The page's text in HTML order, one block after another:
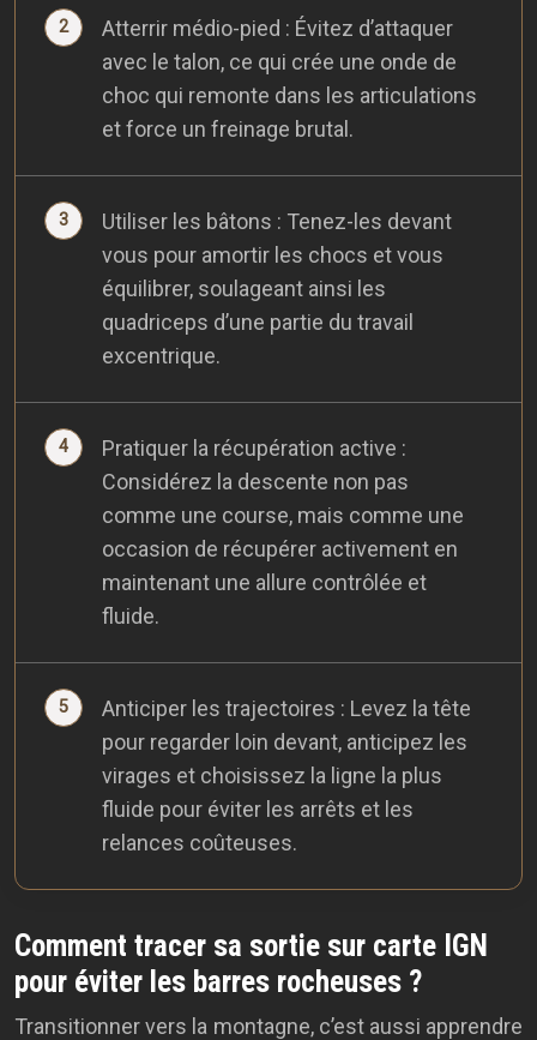
Atterrir médio-pied : Évitez d’attaquer
avec le talon, ce qui crée une onde de
choc qui remonte dans les articulations
et force un freinage brutal.
Utiliser les bâtons : Tenez-les devant
vous pour amortir les chocs et vous
équilibrer, soulageant ainsi les
quadriceps d’une partie du travail
excentrique.
Pratiquer la récupération active :
Considérez la descente non pas
comme une course, mais comme une
occasion de récupérer activement en
maintenant une allure contrôlée et
fluide.
Anticiper les trajectoires : Levez la tête
pour regarder loin devant, anticipez les
virages et choisissez la ligne la plus
fluide pour éviter les arrêts et les
relances coûteuses.
Comment tracer sa sortie sur carte IGN
pour éviter les barres rocheuses ?
Transitionner vers la montagne, c’est aussi apprendre